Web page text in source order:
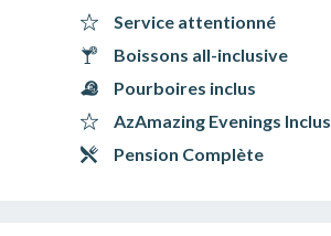
Service attentionné
Boissons all-inclusive
Pourboires inclus
AzAmazing Evenings Inclus
Pension Complète